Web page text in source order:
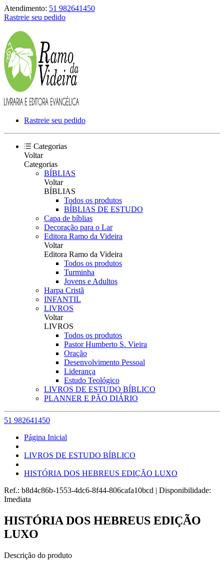
Atendimento: 51 982641450
Rastreie seu pedido
Rastreie seu pedido
Categorias
Voltar
Categorias
BÍBLIAS
Voltar
BÍBLIAS
Todos os produtos
BÍBLIAS DE ESTUDO
Capa de bíblias
Decoração para o Lar
Editora Ramo da Videira
Voltar
Editora Ramo da Videira
Todos os produtos
Turminha
Jovens e Adultos
Harpa Cristã
INFANTIL
LIVROS
Voltar
LIVROS
Todos os produtos
Pastor Humberto S. Vieira
Oração
Desenvolvimento Pessoal
Liderança
Estudo Teológico
LIVROS DE ESTUDO BÍBLICO
PLANNER E PÃO DIÁRIO
51 982641450
Página Inicial
LIVROS DE ESTUDO BÍBLICO
HISTÓRIA DOS HEBREUS EDIÇÃO LUXO
Ref.: b8d4c86b-1553-4dc6-8f44-806cafa10bcd | Disponibilidade:
Imediata
HISTÓRIA DOS HEBREUS EDIÇÃO
LUXO
Descrição do produto